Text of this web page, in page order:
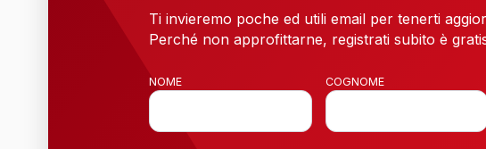
Ti invieremo poche ed utili email per tenerti
Perché non approfittarne, registrati subito è
NOME COGNOME